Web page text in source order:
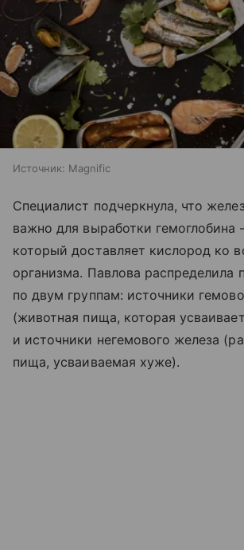
Источник: Magnific
Специалист подчеркнула, что
важно для выработки гемоглобина
который доставляет кислород ко
организма. Павлова распределила
по двум группам: источники
(животная пища, которая
и источники негемового железа
пища, усваиваемая хуже).